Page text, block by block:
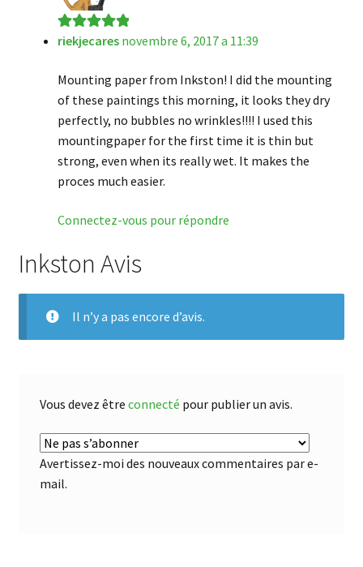
Note5sur 5
riekjecares novembre 6, 2017 a 11:39
Mounting paper from Inkston! I did the mounting
of these paintings this morning, it looks they dry
perfectly, no bubbles no wrinkles!!!! I used this
mountingpaper for the first time it is thin but
strong, even when its really wet. It makes the
proces much easier.
Connectez-vous pour répondre
Inkston Avis
Il n’y a pas encore d’avis.
Vous devez être connecté pour publier un avis.
Avertissez-moi des nouveaux commentaires par e-
mail.